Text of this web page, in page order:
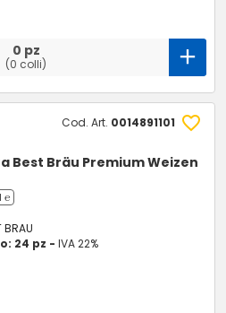
0 pz
(0 colli)
Cod. Art. 0014891101
Best Bräu Premium Weizen
℮
BRAU
24 pz -IVA 22%